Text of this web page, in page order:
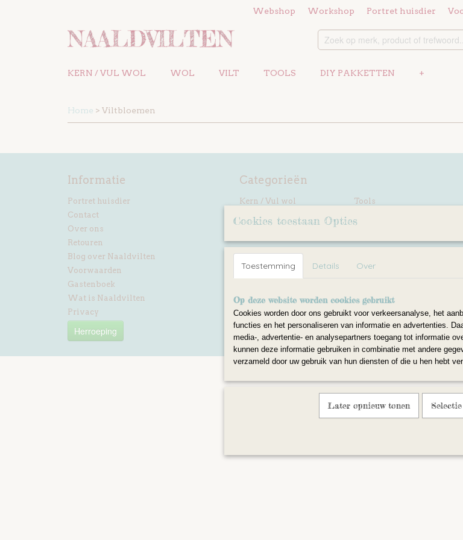
Webshop Workshop Portret huisdier
KERN / VUL WOL WOL VILT TOOLS DIY PAKKETTEN +
Home > Viltbloemen
Informatie
Portret huisdier
Contact
Over ons
Retouren
Blog over Naaldvilten
Voorwaarden
Gastenboek
Wat is Naaldvilten
Privacy
Herroeping
Categorieën
Kern / Vul wol
Wol
Tools
Cookies toestaan Opties
Toestemming Details Over
Op deze website worden cookies gebruikt
Cookies worden door ons gebruikt voor verkeersanalyse, het
functies en het personaliseren van informatie en advertenties.
media-, advertentie- en analysepartners toegang tot informatie
kunnen deze informatie gebruiken in combinatie met andere
verzameld door uw gebruik van hun diensten of die u hen hebt
Later opnieuw tonen